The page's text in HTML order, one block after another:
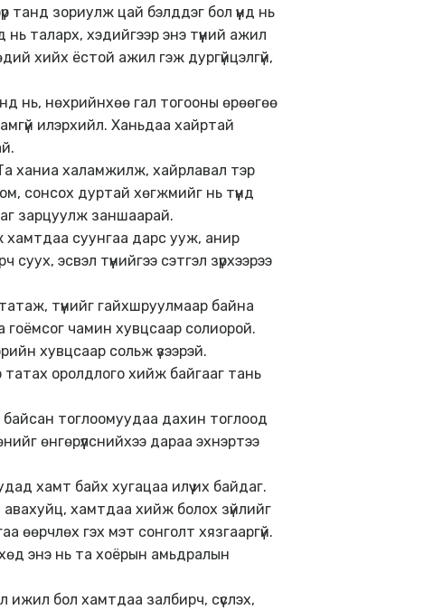
танд зориулж цай бэлддэг бол үүнд нь
таларх, хэдийгээр энэ түүний ажил
хийх ёстой ажил гэж дургүйцэлгүй,
нь, нөхрийнхөө гал тогооны өрөөгөө
илэрхийл. Ханьдаа хайртай
ханиа халамжилж, хайрлавал тэр
сонсох дуртай хөгжмийг нь түүнд
зарцуулж заншаарай.
хамтдаа суунгаа дарс ууж, анир
эсвэл түүнийгээ сэтгэл зүрхээрээ
түүнийг гайхшруулмаар байна
гоёмсог чамин хувцсаар солиорой.
хувцсаар сольж үзээрэй.
татах оролдлого хийж байгааг тань
байсан тоглоомуудаа дахин тоглоод
өнгөрүүлснийхээ дараа эхнэртээ
хамт байх хугацаа илүү их байдаг.
хамтдаа хийж болох зүйлийг
өөрчлөх гэх мэт сонголт хязгааргүй.
энэ нь та хоёрын амьдралын
ижил бол хамтдаа залбирч, сүслэх,